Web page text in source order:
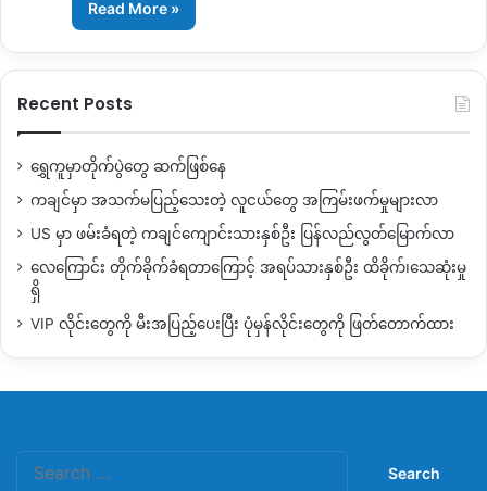
Read More »
Recent Posts
ရွှေကူမှာတိုက်ပွဲတွေ ဆက်ဖြစ်နေ
ကချင်မှာ အသက်မပြည့်သေးတဲ့ လူငယ်တွေ အကြမ်းဖက်မှုများလာ
US မှာ ဖမ်းခံရတဲ့ ကချင်ကျောင်းသားနှစ်ဦး ပြန်လည်လွတ်မြောက်လာ
လေကြောင်း တိုက်ခိုက်ခံရတာကြောင့် အရပ်သားနှစ်ဦး ထိခိုက်၊သေဆုံးမှု
ရှိ
VIP လိုင်းတွေကို မီးအပြည့်ပေးပြီး ပုံမှန်လိုင်းတွေကို ဖြတ်တောက်ထား